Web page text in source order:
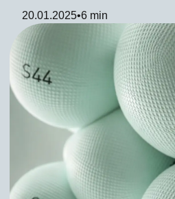
20.01.2025•6 min